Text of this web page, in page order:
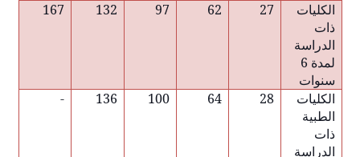
الكليات
ذات
الدراسة
لمدة 6
سنوات
27
62
97
132
167
الكليات
الطبية
ذات
الدراسة
28
64
100
136
-